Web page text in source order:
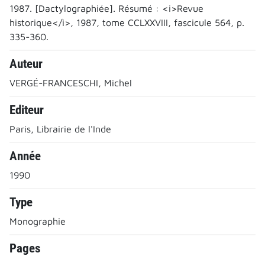
1987. [Dactylographiée]. Résumé : <i>Revue
historique</i>, 1987, tome CCLXXVIII, fascicule 564, p.
335-360.
Auteur
VERGÉ-FRANCESCHI, Michel
Editeur
Paris, Librairie de l'Inde
Année
1990
Type
Monographie
Pages